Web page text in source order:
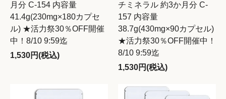
月分 C-154 内容量
41.4g(230mg×180カプセ
ル) ★活力祭30％OFF開催
中！8/10 9:59迄
1,530円(税込)
チミネラル 約3か月分 C-
157 内容量
38.7g(430mg×90カプセル)
★活力祭30％OFF開催中！
8/10 9:59迄
1,530円(税込)